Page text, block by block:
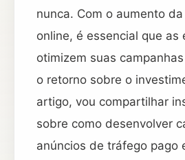
nunca. Com o aumento
online, é essencial que as
otimizem suas
o retorno sobre o
artigo, vou compartilhar
sobre como desenvolver
anúncios de tráfego pago